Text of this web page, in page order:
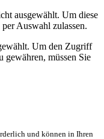
ausgewählt. Um diese
Auswahl zulassen.
Um den Zugriff
gewähren, müssen Sie
und können in Ihren